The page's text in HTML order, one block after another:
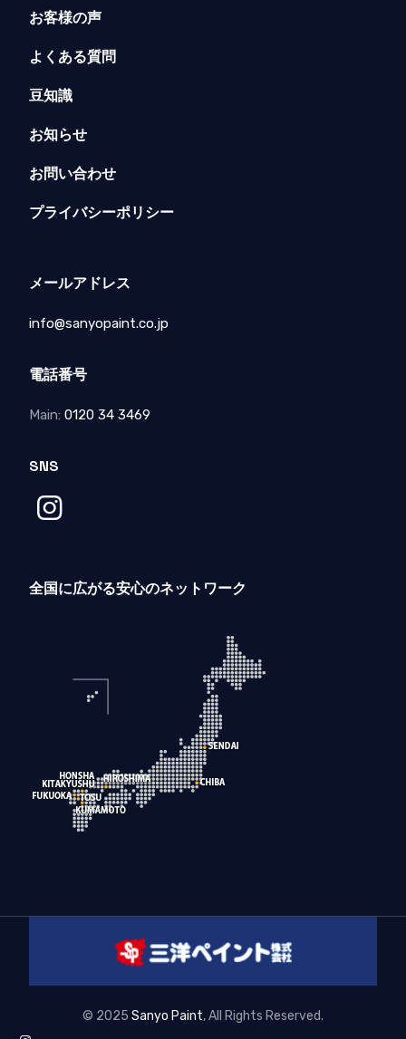
お客様の声
よくある質問
豆知識
お知らせ
お問い合わせ
プライバシーポリシー
メールアドレス
info@sanyopaint.co.jp
電話番号
Main:0120 34 3469
SNS
全国に広がる安心のネットワーク
© 2025 Sanyo Paint, All Rights Reserved.